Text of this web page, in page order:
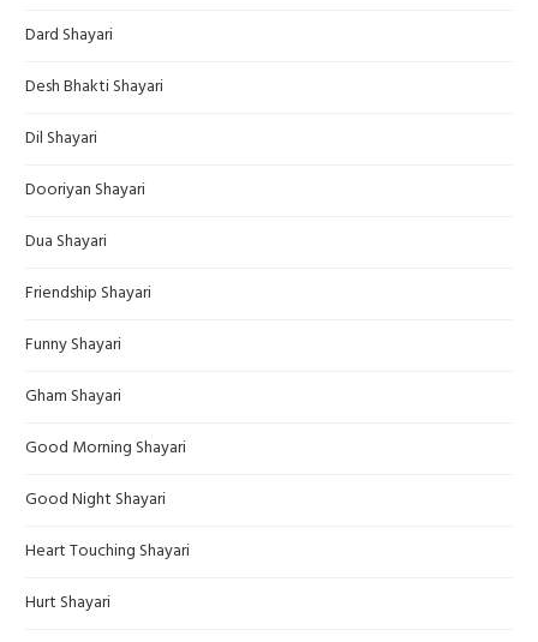
Dard Shayari
Desh Bhakti Shayari
Dil Shayari
Dooriyan Shayari
Dua Shayari
Friendship Shayari
Funny Shayari
Gham Shayari
Good Morning Shayari
Good Night Shayari
Heart Touching Shayari
Hurt Shayari